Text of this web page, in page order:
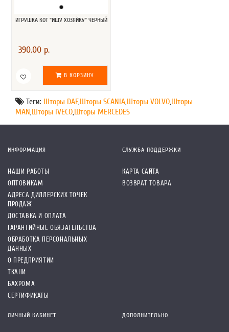
ИГРУШКА КОТ "ИЩУ ХОЗЯЙКУ" ЧЕРНЫЙ
390.00 р.
В КОРЗИНУ
Теги: Шторы DAF,Шторы SCANIA Шторы VOLVO Шторы
MAN Шторы IVECO Шторы MERCEDES
ИНФОРМАЦИЯ
НАШИ РАБОТЫ
ОПТОВИКАМ
АДРЕСА ДИЛЛЕРСКИХ ТОЧЕК
ПРОДАЖ
ДОСТАВКА И ОПЛАТА
ГАРАНТИЙНЫЕ ОБЯЗАТЕЛЬСТВА
ОБРАБОТКА ПЕРСОНАЛЬНЫХ
ДАННЫХ
О ПРЕДПРИЯТИИ
ТКАНИ
БАХРОМА
СЕРТИФИКАТЫ
СЛУЖБА ПОДДЕРЖКИ
КАРТА САЙТА
ВОЗВРАТ ТОВАРА
ЛИЧНЫЙ КАБИНЕТ ДОПОЛНИТЕЛЬНО